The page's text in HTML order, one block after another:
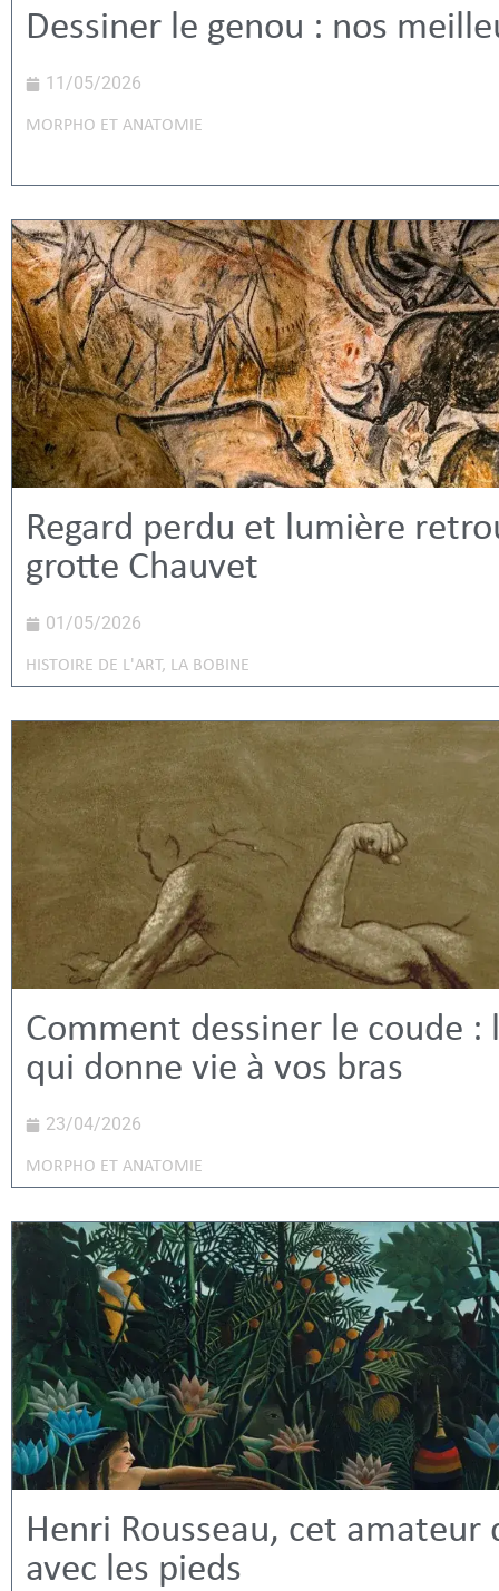
Dessiner le genou : nos
11/05/2026
MORPHO ET ANATOMIE
Regard perdu et lumière
grotte Chauvet
01/05/2026
HISTOIRE DE L'ART, LA BOBINE
Comment dessiner le coude :
qui donne vie à vos bras
23/04/2026
MORPHO ET ANATOMIE
Henri Rousseau, cet amateur
avec les pieds